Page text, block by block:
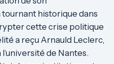
historique dans
cette crise politique
a reçu Arnauld Leclerc,
de Nantes.